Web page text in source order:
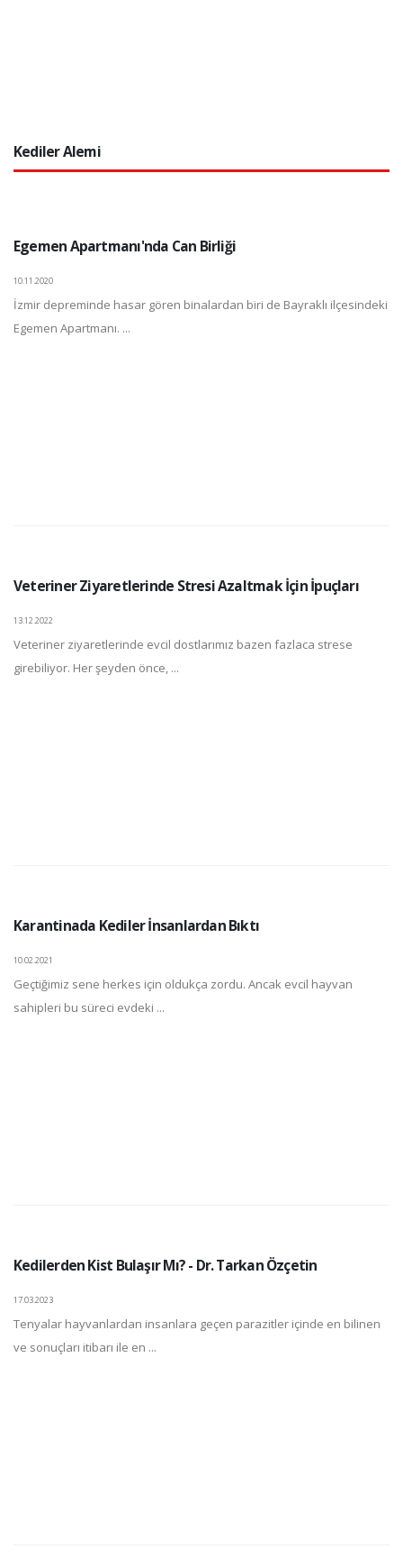
Kediler Alemi
Egemen Apartmanı'nda Can Birliği
10.11.2020
İzmir depreminde hasar gören binalardan biri de Bayraklı ilçesindeki
Egemen Apartmanı. ...
Veteriner Ziyaretlerinde Stresi Azaltmak İçin İpuçları
13.12.2022
Veteriner ziyaretlerinde evcil dostlarımız bazen fazlaca strese
girebiliyor. Her şeyden önce, ...
Karantinada Kediler İnsanlardan Bıktı
10.02.2021
Geçtiğimiz sene herkes için oldukça zordu. Ancak evcil hayvan
sahipleri bu süreci evdeki ...
Kedilerden Kist Bulaşır Mı? - Dr. Tarkan Özçetin
17.03.2023
Tenyalar hayvanlardan insanlara geçen parazitler içinde en bilinen
ve sonuçları itibarı ile en ...